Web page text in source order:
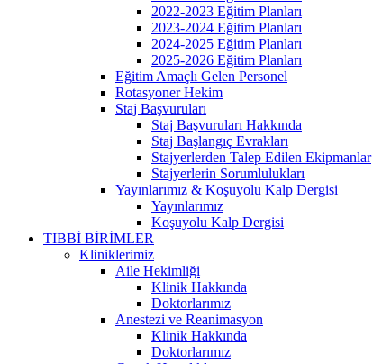
2022-2023 Eğitim Planları
2023-2024 Eğitim Planları
2024-2025 Eğitim Planları
2025-2026 Eğitim Planları
Eğitim Amaçlı Gelen Personel
Rotasyoner Hekim
Staj Başvuruları
Staj Başvuruları Hakkında
Staj Başlangıç Evrakları
Stajyerlerden Talep Edilen Ekipmanlar
Stajyerlerin Sorumlulukları
Yayınlarımız & Koşuyolu Kalp Dergisi
Yayınlarımız
Koşuyolu Kalp Dergisi
TIBBİ BİRİMLER
Kliniklerimiz
Aile Hekimliği
Klinik Hakkında
Doktorlarımız
Anestezi ve Reanimasyon
Klinik Hakkında
Doktorlarımız